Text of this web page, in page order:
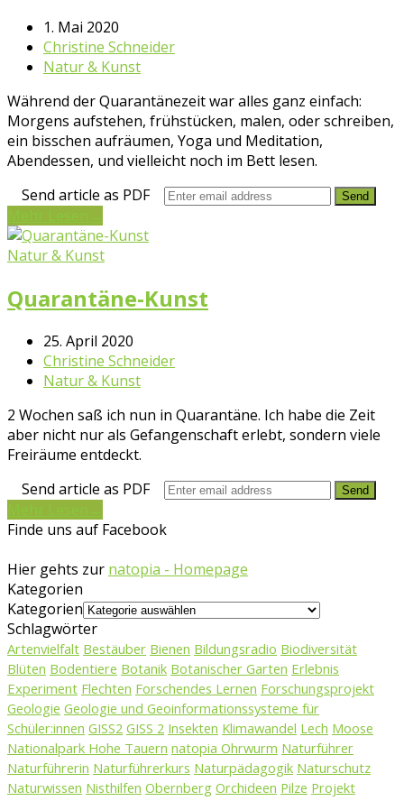
1. Mai 2020
Christine Schneider
Natur & Kunst
Während der Quarantänezeit war alles ganz einfach:
Morgens aufstehen, frühstücken, malen, oder schreiben,
ein bisschen aufräumen, Yoga und Meditation,
Abendessen, und vielleicht noch im Bett lesen.
Send article as PDF
Natur & Kunst
Quarantäne-Kunst
25. April 2020
Christine Schneider
Natur & Kunst
2 Wochen saß ich nun in Quarantäne. Ich habe die Zeit
aber nicht nur als Gefangenschaft erlebt, sondern viele
Freiräume entdeckt.
Send article as PDF
Finde uns auf Facebook
Hier gehts zur natopia - Homepage
Kategorien
Kategorien
Schlagwörter
Artenvielfalt Bestäuber Bienen Bildungsradio Biodiversität
Blüten Bodentiere Botanik Botanischer Garten Erlebnis
Experiment Flechten Forschendes Lernen Forschungsprojekt
Geologie Geologie und Geoinformationssysteme für
Schüler:innen GISS2 GISS 2 Insekten Klimawandel Lech Moose
Nationalpark Hohe Tauern natopia Ohrwurm Naturführer
Naturführerin Naturführerkurs Naturpädagogik Naturschutz
Naturwissen Nisthilfen Obernberg Orchideen Pilze Projekt